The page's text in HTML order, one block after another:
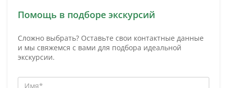
Помощь в подборе экскурсий
Сложно выбрать? Оставьте свои контактные данные
и мы свяжемся с вами для подбора идеальной
экскурсии.